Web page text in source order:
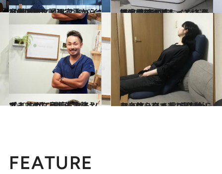
2026.1.17
【まとめ】調理家電からAV機器まで♪ベストバイ家電図鑑まとめ
ライフスタイル 2020.3.31
掃除や料理がもっと快適に！ 家事が楽しくなる最新家電BEST5
ライフスタイル
2020.11.2
【まとめ】月断先生教えて！ やせて健康になるツボ
ライフスタイル 2020.7.22
テレワークで凝り固まった身体をほぐす “寝ながらマッサージャー”を体験！
ライフスタイル
FEATURE